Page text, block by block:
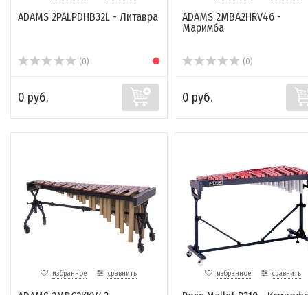
ADAMS 2PALPDHB32L - Литавра
(0)
0 руб.
ADAMS 2MBA2HRV46 -
Маримба
(0)
0 руб.
избранное сравнить избранное сравнить